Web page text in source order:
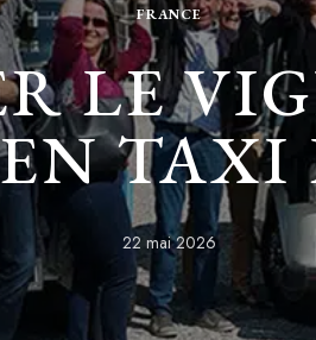
FRANCE
LE
22 mai 2026